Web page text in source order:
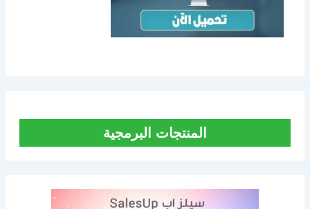
المنتجات البرمجية